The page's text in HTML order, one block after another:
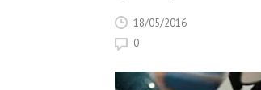
18/05/2016
0